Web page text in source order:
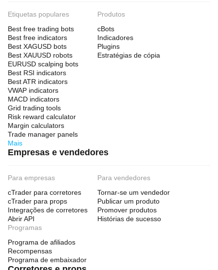
Etiquetas populares
Best free trading bots
Best free indicators
Best XAGUSD bots
Best XAUUSD robots
EURUSD scalping bots
Best RSI indicators
Best ATR indicators
VWAP indicators
MACD indicators
Grid trading tools
Risk reward calculator
Margin calculators
Trade manager panels
Mais
Produtos
cBots
Indicadores
Plugins
Estratégias de cópia
Empresas e vendedores
Para empresas
cTrader para corretores
cTrader para props
Integrações de corretores
Abrir API
Para vendedores
Tornar-se um vendedor
Publicar um produto
Promover produtos
Histórias de sucesso
Programas
Programa de afiliados
Recompensas
Programa de embaixador